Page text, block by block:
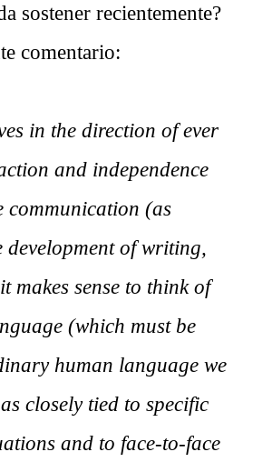
sostener recientemente?
comentario:
in the direction of ever
and independence
communication (as
development of writing,
makes sense to think of
(which must be
human language we
closely tied to specific
and to face-to-face